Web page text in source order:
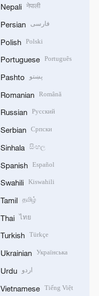
Nepali नेपाली
Persian فارسی
Polish Polski
Portuguese Português
Pashto پښتو
Romanian Română
Russian Русский
Serbian Српски
Sinhala සිංහල
Spanish Español
Swahili Kiswahili
Tamil தமிழ்
Thai ไทย
Turkish Türkçe
Ukrainian Українська
Urdu اردو
Vietnamese Tiếng Việt